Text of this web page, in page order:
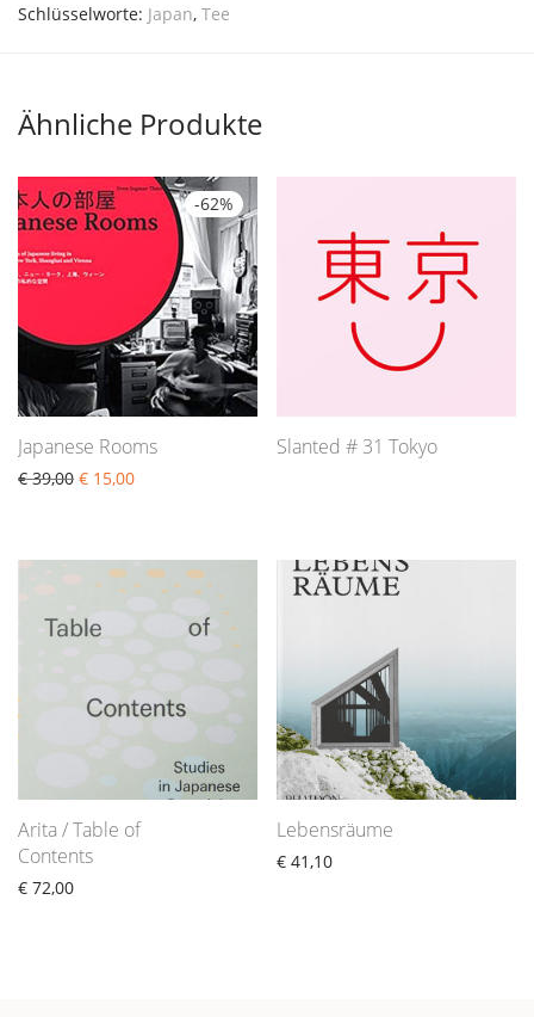
Schlüsselworte: Japan, Tee
Ähnliche Produkte
-62%
Japanese Rooms
€39,00 € 15,00
Slanted # 31 Tokyo
Arita / Table of
Contents
€ 72,00
Lebensräume
€ 41,10